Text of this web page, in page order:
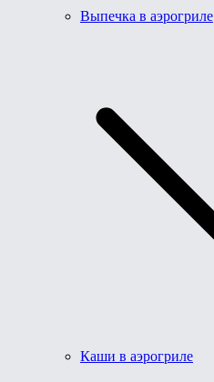
Выпечка в аэрогриле
Каши в аэрогриле